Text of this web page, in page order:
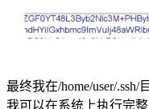
最终我在/home/user/
我可以在系统上执行完